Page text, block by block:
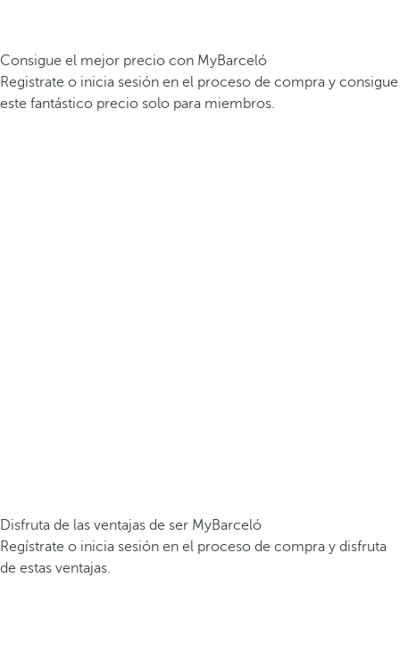
Consigue el mejor precio con MyBarceló
Registrate o inicia sesión en el proceso de compra y consigue
este fantástico precio solo para miembros.
Disfruta de las ventajas de ser MyBarceló
Regístrate o inicia sesión en el proceso de compra y disfruta
de estas ventajas.